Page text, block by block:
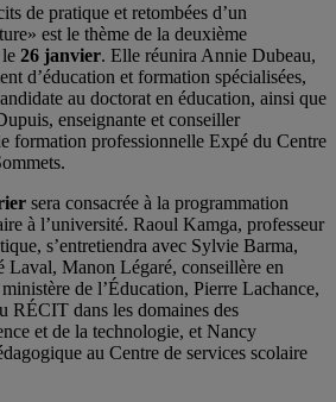
de pratique et retombées d’un
est le thème de la deuxième
26 janvier. Elle réunira Annie Dubeau,
d’éducation et formation spécialisées,
au doctorat en éducation, ainsi que
enseignante et conseiller
formation professionnelle Expé du Centre
sera consacrée à la programmation
à l’université. Raoul Kamga, professeur
s’entretiendra avec Sylvie Barma,
Laval, Manon Légaré, conseillère en
de l’Éducation, Pierre Lachance,
RÉCIT dans les domaines des
et de la technologie, et Nancy
au Centre de services scolaire